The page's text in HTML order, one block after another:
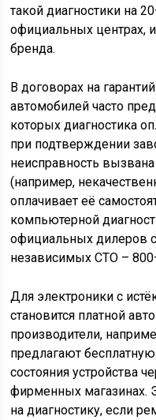
такой диагностики на
официальных центрах,
бренда.
В договорах на
автомобилей часто
которых диагностика
при подтверждении
неисправность
(например,
оплачивает её
компьютерной
официальных дилеров
независимых СТО –
Для электроники с
становится платной
производители,
предлагают
состояния устройства
фирменных магазинах.
на диагностику, если